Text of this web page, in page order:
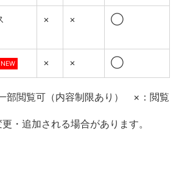
× × ◯
NEW × × ◯
閲覧可（内容制限あり） ×：閲覧
・追加される場合があります。